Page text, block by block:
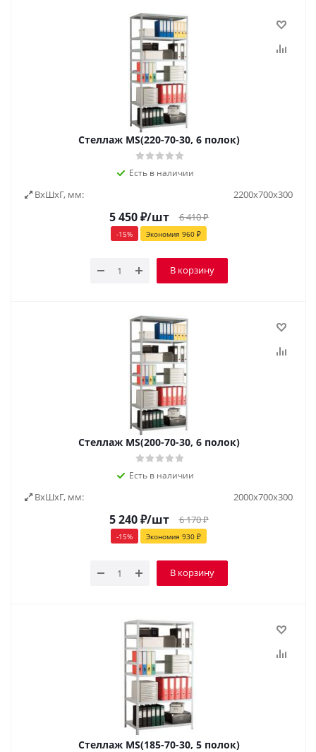
Стеллаж MS(220-70-30, 6 полок)
Есть в наличии
ВxШxГ, мм: 2200х700х300
5 450₽/шт 6 410₽
-15% Экономия 960 ₽
В корзину
Стеллаж MS(200-70-30, 6 полок)
Есть в наличии
ВxШxГ, мм: 2000х700х300
5 240₽/шт 6 170₽
-15% Экономия 930 ₽
В корзину
Стеллаж MS(185-70-30, 5 полок)